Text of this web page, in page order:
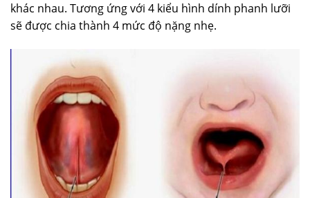
khác nhau. Tương ứng với 4 kiểu hình dính phanh lưỡi
sẽ được chia thành 4 mức độ nặng nhẹ.